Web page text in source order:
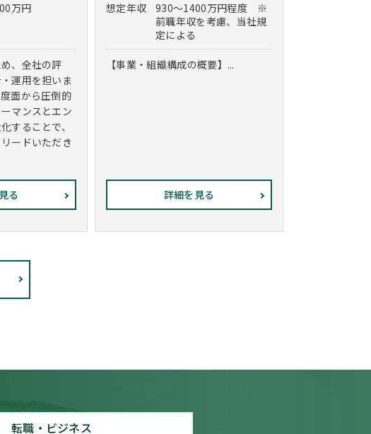
万円
、全社の評
運用を担いま
面から圧倒的
マンスとエン
することで、
ードいただき
る
想定年収
930～1400万円程度 ※
前職年収を考慮、当社規
定による
【事業・組織構成の概要】...
詳細を見る
転職・ビジネス